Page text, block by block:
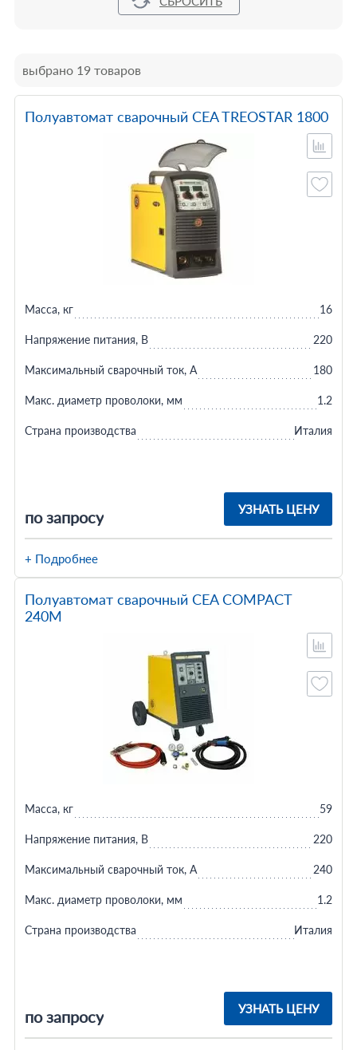
выбрано 19 товаров
Полуавтомат сварочный CEA TREOSTAR 1800
по запросу УЗНАТЬ ЦЕНУ
Масса, кг 16
Напряжение питания, В 220
Максимальный сварочный ток, А 180
Макс. диаметр проволоки, мм 1.2
Страна производства Италия
+ Подробнее
Полуавтомат сварочный CEA COMPACT
240M
по запросу УЗНАТЬ ЦЕНУ
Масса, кг 59
Напряжение питания, В 220
Максимальный сварочный ток, А 240
Макс. диаметр проволоки, мм 1.2
Страна производства Италия